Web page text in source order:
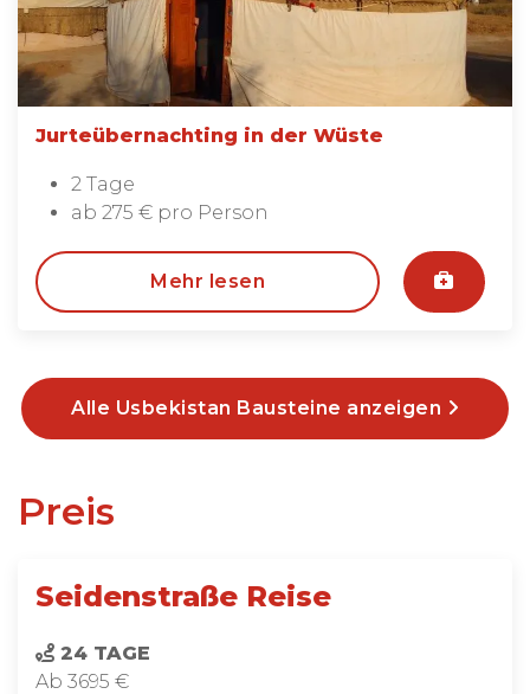
Jurteübernachting in der Wüste
2 Tage
ab 275 € pro Person
Mehr lesen
Alle Usbekistan Bausteine anzeigen
Preis
Seidenstraße Reise
24 TAGE
Ab 3695 €